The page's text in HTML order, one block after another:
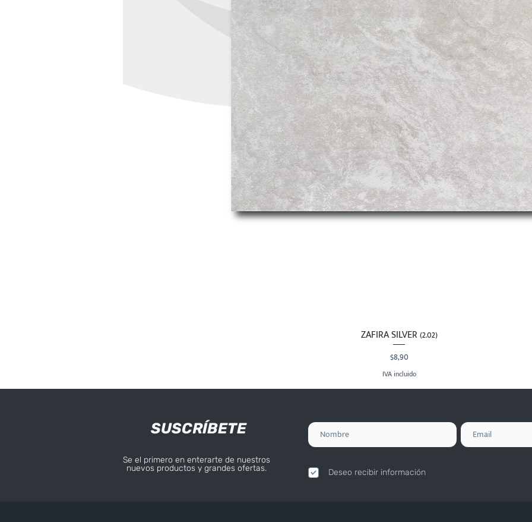
Vista rápida
ZAFIRA SILVER (2.02)
Precio
$8,90
IVA incluido
SUSCRÍBETE
Se el primero en enterarte de nuestros
nuevos productos y grandes ofertas.
Deseo recibir información